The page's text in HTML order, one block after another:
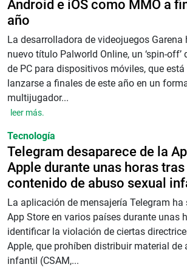
Android e iOS como MMO a
año
La desarrolladora de videojuegos
nuevo título Palworld Online, un ‘spin-
de PC para dispositivos móviles, que
lanzarse a finales de este año en un
multijugador...
leer más.
Tecnología
Telegram desaparece de la
Apple durante unas horas
contenido de abuso sexual
La aplicación de mensajería Telegram ha
App Store en varios países durante unas
identificar la violación de ciertas
Apple, que prohíben distribuir material de
infantil (CSAM,...